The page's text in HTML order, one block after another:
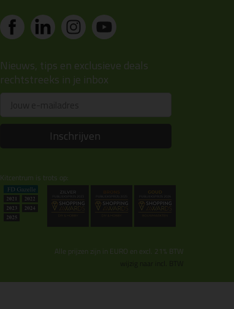
Nieuws, tips en exclusieve deals
rechtstreeks in je inbox
Inschrijven
Kitcentrum is trots op:
Alle prijzen zijn in EURO en excl. 21% BTW